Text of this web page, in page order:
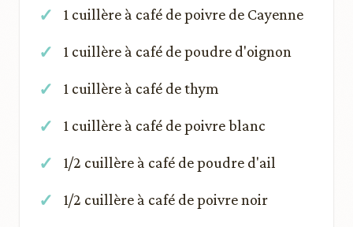
1 cuillère à café de poivre de Cayenne
1 cuillère à café de poudre d'oignon
1 cuillère à café de thym
1 cuillère à café de poivre blanc
1/2 cuillère à café de poudre d'ail
1/2 cuillère à café de poivre noir